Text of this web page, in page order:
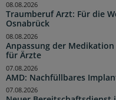
Traumberuf Arzt: Für die
Osnabrück
08.08.2026
Anpassung der
für Ärzte
08.08.2026
AMD: Nachfüllbares
07.08.2026
07.08.2026